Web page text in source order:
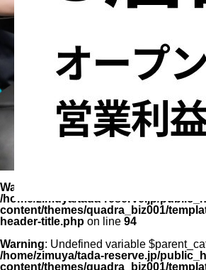
Warning
/home/zimuya/tada-reserve.jp/
content/themes/quadra_biz001/
header-title.php on line 94
Warning: Undefined variable
/home/zimuya/tada-reserve.jp/
content/themes/quadra_biz001/